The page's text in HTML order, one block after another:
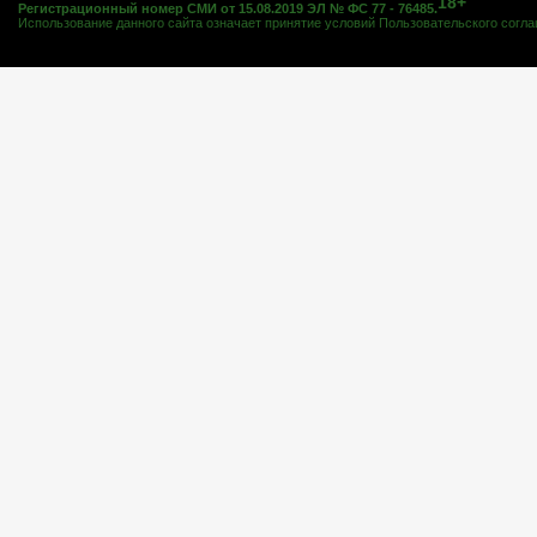
Регистрационный номер СМИ от 15.08.2019 ЭЛ № ФС 77 - 76485.
Использование данного сайта означает принятие условий Пользовательского